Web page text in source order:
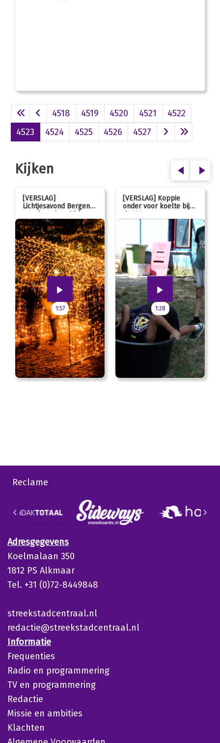
4518 4519 4520 4521
4522
4523
4524 4525 4526 4527
Kijken
[VERSLAG]
Lichtjesavond Bergen
mag kaarsjes uitblazen:
100 jarig jubileum!
1:57
[VERSLAG] Koppie
onder voor koelte bij
de JOL
1:28
Reclame
Adresgegevens
Koelmalaan 350
1812 PS Alkmaar
Tel. +31 (0)72-8449848
streekstadcentraal.nl
redactie@streekstadcentraal.nl
Informatie
Frequenties
Radio en programmering
TV en programmering
Redactie
Missie en ambities
Klachten